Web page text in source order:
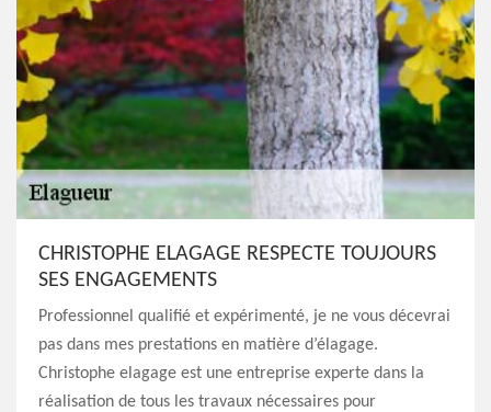
CHRISTOPHE ELAGAGE RESPECTE TOUJOURS
SES ENGAGEMENTS
Professionnel qualifié et expérimenté, je ne vous décevrai
pas dans mes prestations en matière d’élagage.
Christophe elagage est une entreprise experte dans la
réalisation de tous les travaux nécessaires pour